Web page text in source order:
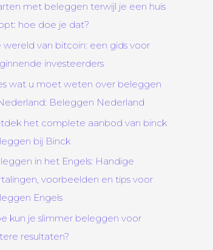
met beleggen terwijl je een huis
hoe doe je dat?
wereld van bitcoin: een gids voor
investeerders
wat u moet weten over beleggen
Beleggen Nederland
het complete aanbod van binck
bij Binck
in het Engels: Handige
voorbeelden en tips voor
Engels
kun je slimmer beleggen voor
resultaten?